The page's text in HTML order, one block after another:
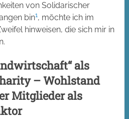
von Solidarischer
bin1, möchte ich im
hinweisen, die sich mir in
als
– Wohlstand
Mitglieder als